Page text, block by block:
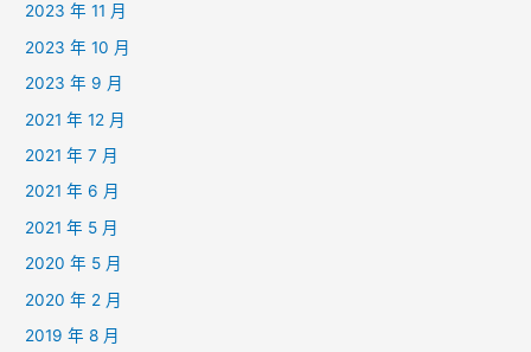
2023 年 11 月
2023 年 10 月
2023 年 9 月
2021 年 12 月
2021 年 7 月
2021 年 6 月
2021 年 5 月
2020 年 5 月
2020 年 2 月
2019 年 8 月